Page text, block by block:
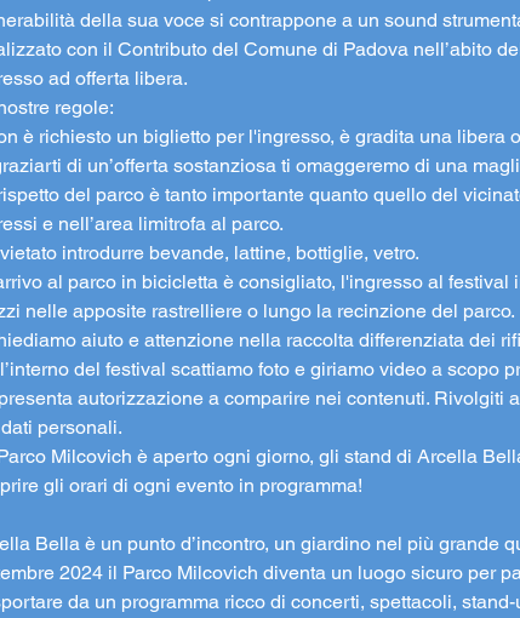
della sua voce si contrappone a un sound
con il Contributo del Comune di Padova nell’abito
ad offerta libera.
regole:
è richiesto un biglietto per l'ingresso, è gradita una libera
di un’offerta sostanziosa ti omaggeremo di una
del parco è tanto importante quanto quello del
e nell’area limitrofa al parco.
introdurre bevande, lattine, bottiglie, vetro.
al parco in bicicletta è consigliato, l'ingresso al
nelle apposite rastrelliere o lungo la recinzione del parco.
aiuto e attenzione nella raccolta differenziata dei
del festival scattiamo foto e giriamo video a scopo
autorizzazione a comparire nei contenuti. Rivolgiti
personali.
Milcovich è aperto ogni giorno, gli stand di Arcella
gli orari di ogni evento in programma!
Bella è un punto d’incontro, un giardino nel più grande
2024 il Parco Milcovich diventa un luogo sicuro per
da un programma ricco di concerti, spettacoli,